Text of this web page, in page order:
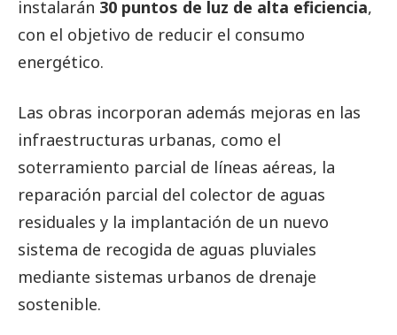
instalarán 30 puntos de luz de alta eficiencia,
con el objetivo de reducir el consumo
energético.
Las obras incorporan además mejoras en las
infraestructuras urbanas, como el
soterramiento parcial de líneas aéreas, la
reparación parcial del colector de aguas
residuales y la implantación de un nuevo
sistema de recogida de aguas pluviales
mediante sistemas urbanos de drenaje
sostenible.